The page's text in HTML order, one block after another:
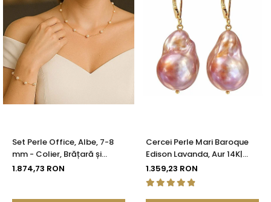
Set Perle Office, Albe, 7-8
mm - Colier, Brățară și
Cercei, Aur Galben 14K |
1.874,73 RON
Cercei Perle Mari Baroque
Edison Lavanda, Aur 14K|
KASKADDA®
1.359,23 RON